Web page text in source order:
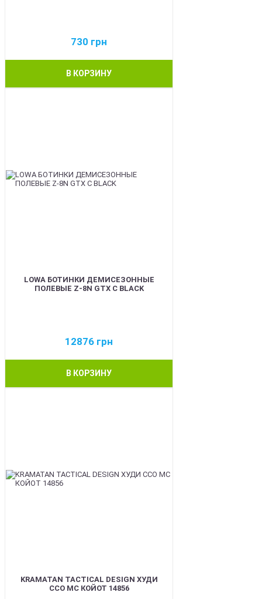
730 грн
В КОРЗИНУ
LOWA БОТИНКИ ДЕМИСЕЗОННЫЕ
ПОЛЕВЫЕ Z-8N GTX C BLACK
12876 грн
В КОРЗИНУ
KRAMATAN TACTICAL DESIGN ХУДИ
ССО МС КОЙОТ 14856